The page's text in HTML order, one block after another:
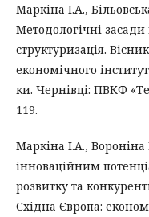
Маркіна І.А.,
Методологічні
структуризація.
економічного
ки. Чернівці: ПВКФ
119.
Маркіна І.А.,
інноваційним
розвитку та
Східна Європа: